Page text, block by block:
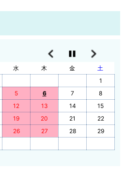
水 木 金
土
1
5 6 7
8
12 13 14
15
19 20 21
22
26 27 28
29